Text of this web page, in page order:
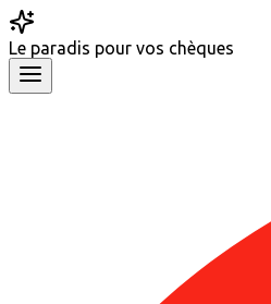
Le paradis pour vos chèques